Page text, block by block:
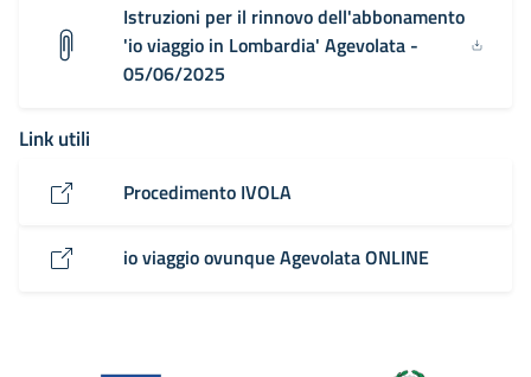
Istruzioni per il rinnovo dell'abbonamento
'io viaggio in Lombardia' Agevolata -
05/06/2025
Link utili
Procedimento IVOLA
io viaggio ovunque Agevolata ONLINE